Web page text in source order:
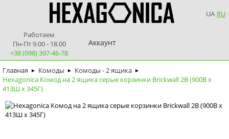
UA RU
Работаем
Пн-Пт 9.00 - 18.00
+38 (098) 397-46-78
Аккаунт
Главная ► Комоды ► Комоды - 2 ящика ►
Hexagonica Комод на 2 ящика серые корзинки Brickwall 2В (900В х
413Ш х 345Г)